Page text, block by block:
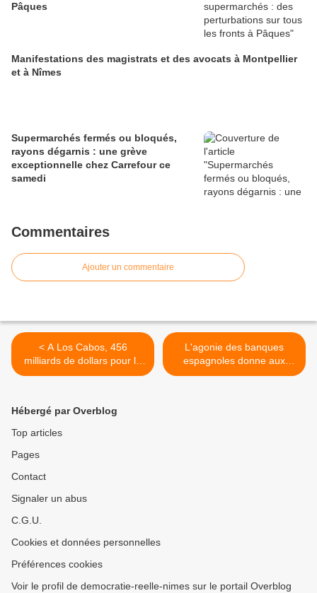
Pâques
Manifestations des magistrats et des avocats à Montpellier
et à Nîmes
Supermarchés fermés ou bloqués,
rayons dégarnis : une grève
exceptionnelle chez Carrefour ce
samedi
Commentaires
Ajouter un commentaire
< A Los Cabos, 456
milliards de dollars pour le
FMI
L'agonie des banques
espagnoles donne aux
«Indignés» une nouvelle
Hébergé par Overblog
Top articles
Pages
Contact
Signaler un abus
C.G.U.
Cookies et données personnelles
Préférences cookies
Voir le profil de democratie-reelle-nimes sur le portail Overblog